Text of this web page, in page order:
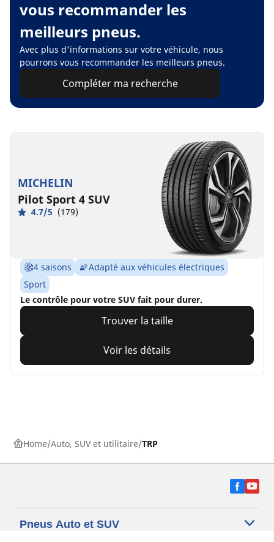
vous recommander les
meilleurs pneus.
Avec plus d'informations sur votre véhicule, nous
pourrons vous recommander les meilleurs pneus.
Compléter ma recherche
MICHELIN
Pilot Sport 4 SUV
4.7/5 (179)
4 saisons
Adapté aux véhicules électriques
Sport
Le contrôle pour votre SUV fait pour durer.
Trouver la taille
Voir les détails
Home Auto, SUV et utilitaire TRP
Pneus Auto et SUV